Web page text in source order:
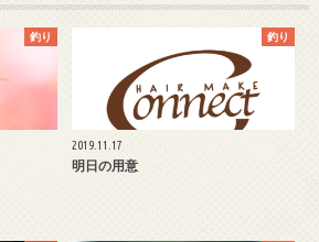
釣り 釣り
2019.11.17
明日の用意